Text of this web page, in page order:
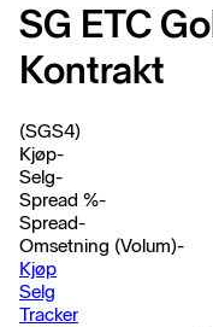
SG ETC
Kontrakt
(SGS4)
Kjøp-
Selg-
Spread %-
Spread-
Omsetning (Volum)-
Kjøp
Selg
Tracker